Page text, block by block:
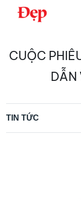
Chuyển
kiếm
CUỘC
DẪN
TIN TỨC